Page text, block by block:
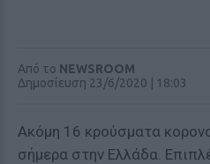
Από το NEWSROOM
Δημοσίευση 23/6/2020 | 18:03
Ακόμη 16 κρούσματα
σήμερα στην Ελλάδα.